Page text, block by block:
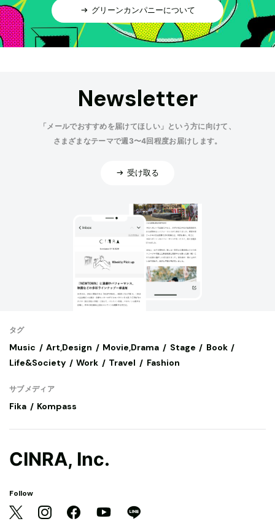
グリーンカンパニーについて
Newsletter
「メールでおすすめを届けてほしい」という方に向けて、
さまざまなテーマで週3〜4回程度お届けします。
受け取る
タグ
Music Art,Design Movie,Drama Stage
Book
Life&Society
Work Travel Fashion
サブメディア
Fika Kompass
CINRA, Inc.
Follow